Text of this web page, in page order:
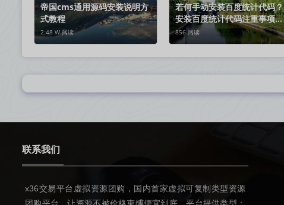
帝国cms通用源码安装说明方
式教程
2.48 W 阅读
若何手动安装百度统计代码？
安装百度统计代码注重事项有
哪些
856 阅读
联系我们
x36交易平台虚拟资源团购，国内首家虚拟可复制类型资源